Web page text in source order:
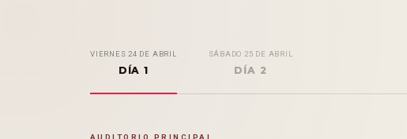
VIERNES 24 DE ABRIL
DÍA 1
SÁBADO 25 DE ABRIL
DÍA 2
AUDITORIO PRINCIPAL